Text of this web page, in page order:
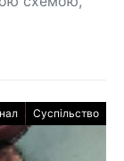
Суспільство